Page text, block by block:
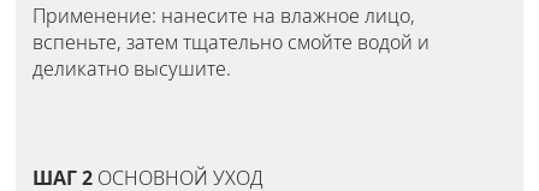
Применение: нанесите на влажное лицо,
вспеньте, затем тщательно смойте водой и
деликатно высушите.
ШАГ 2ОСНОВНОЙ УХОД